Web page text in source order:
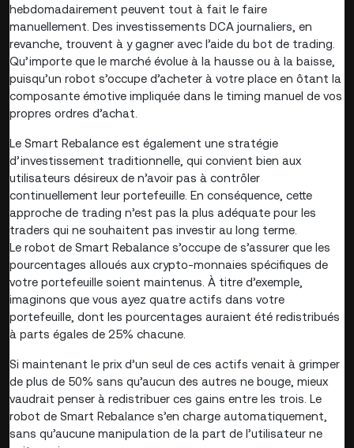
hebdomadairement peuvent tout à fait le faire
manuellement. Des investissements DCA journaliers, en
revanche, trouvent à y gagner avec l’aide du bot de trading.
Qu’importe que le marché évolue à la hausse ou à la baisse,
puisqu’un robot s’occupe d’acheter à votre place en ôtant la
composante émotive impliquée dans le timing manuel de vos
propres ordres d’achat.
Le Smart Rebalance est également une stratégie
d’investissement traditionnelle, qui convient bien aux
utilisateurs désireux de n’avoir pas à contrôler
continuellement leur portefeuille. En conséquence, cette
approche de trading n’est pas la plus adéquate pour les
traders qui ne souhaitent pas investir au long terme.
Le robot de Smart Rebalance s’occupe de s’assurer que les
pourcentages alloués aux crypto-monnaies spécifiques de
votre portefeuille soient maintenus. À titre d’exemple,
imaginons que vous ayez quatre actifs dans votre
portefeuille, dont les pourcentages auraient été redistribués
à parts égales de 25% chacune.
Si maintenant le prix d’un seul de ces actifs venait à grimper
de plus de 50% sans qu’aucun des autres ne bouge, mieux
vaudrait penser à redistribuer ces gains entre les trois. Le
robot de Smart Rebalance s’en charge automatiquement,
sans qu’aucune manipulation de la part de l’utilisateur ne